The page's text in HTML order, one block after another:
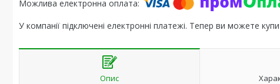
У компанії підключені електронні платежі. Тепер ви можете
Опис